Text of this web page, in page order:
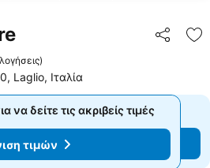
)
Laglio, Ιταλία
να δείτε τις ακριβείς τιμές
τιμών
να δείτε τις ακριβείς τιμές
τιμών